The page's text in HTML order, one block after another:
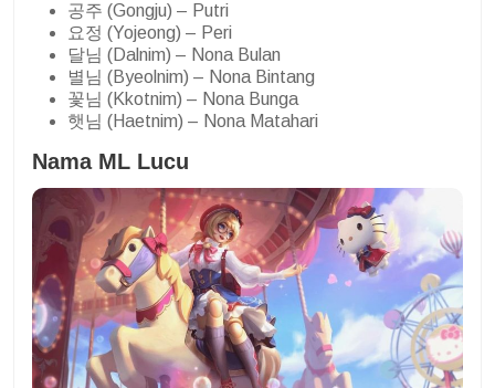
공주 (Gongju) – Putri
요정 (Yojeong) – Peri
달님 (Dalnim) – Nona Bulan
별님 (Byeolnim) – Nona Bintang
꽃님 (Kkotnim) – Nona Bunga
햇님 (Haetnim) – Nona Matahari
Nama ML Lucu